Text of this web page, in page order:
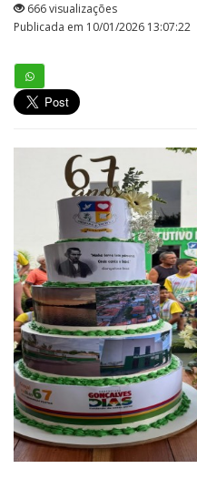
666 visualizações
Publicada em 10/01/2026 13:07:22